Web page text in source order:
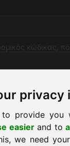
to provide you
easierand to
we need
κώδικας,